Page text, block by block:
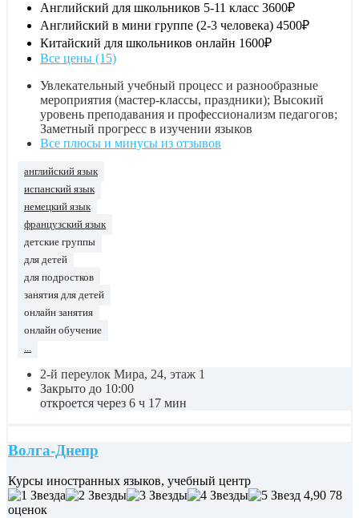
Английский для школьников 5-11 класс 3600₽
Английский в мини группе (2-3 человека) 4500₽
Китайский для школьников онлайн 1600₽
Все цены (15)
Увлекательный учебный процесс и разнообразные
мероприятия (мастер-классы, праздники); Высокий
уровень преподавания и профессионализм педагогов;
Заметный прогресс в изучении языков
Все плюсы и минусы из отзывов
английский язык
испанский язык
немецкий язык
французский язык
детские группы
для детей
для подростков
занятия для детей
онлайн занятия
онлайн обучение
...
2-й переулок Мира, 24, этаж 1
Закрыто до 10:00
откроется через 6 ч 17 мин
Волга-Днепр
Курсы иностранных языков, учебный центр
4,90 78
оценок